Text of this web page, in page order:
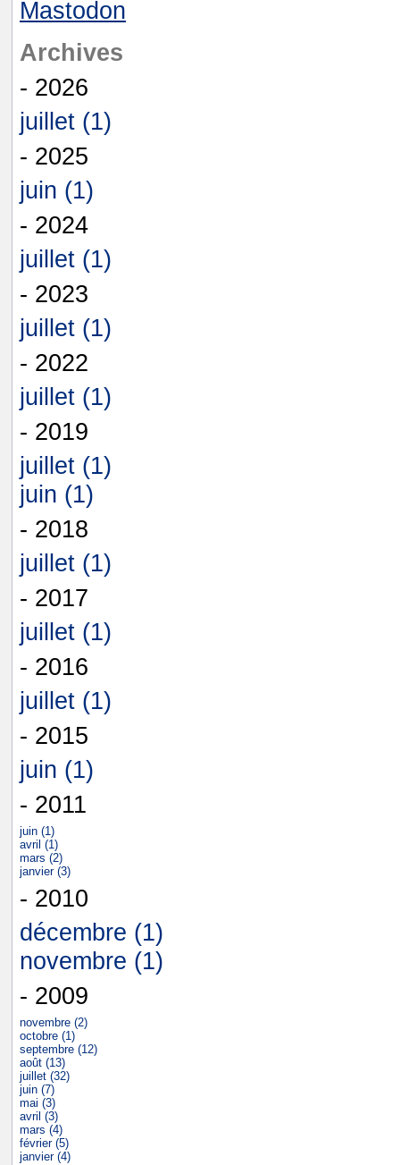
Mastodon
Archives
- 2026
juillet (1)
- 2025
juin (1)
- 2024
juillet (1)
- 2023
juillet (1)
- 2022
juillet (1)
- 2019
juillet (1)
juin (1)
- 2018
juillet (1)
- 2017
juillet (1)
- 2016
juillet (1)
- 2015
juin (1)
- 2011
juin (1)
avril (1)
mars (2)
janvier (3)
- 2010
décembre (1)
novembre (1)
- 2009
novembre (2)
octobre (1)
septembre (12)
août (13)
juillet (32)
juin (7)
mai (3)
avril (3)
mars (4)
février (5)
janvier (4)